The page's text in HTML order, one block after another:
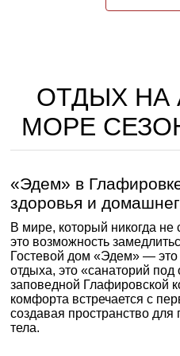
ОТДЫХ НА
МОРЕ
«Эдем» в
здоровья и
В мире, который никогда
это возможность
Гостевой дом «Эдем» — это
отдыха, это «санаторий
заповедной Глафировской
комфорта встречается с
создавая пространство для
тела.